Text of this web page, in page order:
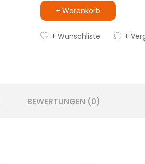
+ Warenkorb
+ Wunschliste +
BEWERTUNGEN (0)